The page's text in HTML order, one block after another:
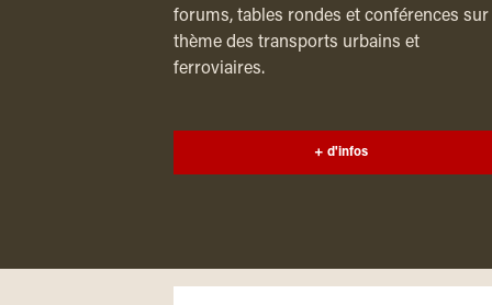
forums, tables rondes et conférences sur
thème des transports urbains et
ferroviaires.
+ d'infos